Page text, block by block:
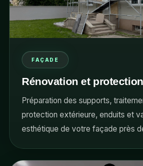
FAÇADE
Rénovation et
Préparation des supports,
protection extérieure, enduits et
esthétique de votre façade près